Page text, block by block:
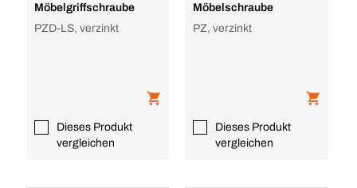
Möbelgriffschraube
PZD-LS, verzinkt
Dieses Produkt
vergleichen
Möbelschraube
PZ, verzinkt
Dieses Produkt
vergleichen